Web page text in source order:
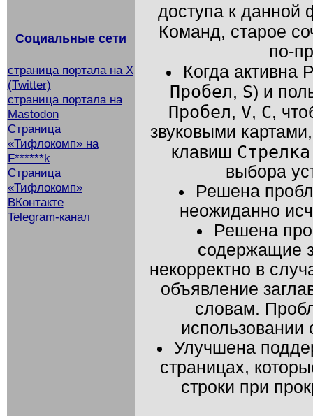
Социальные сети
страница портала на X
(Twitter)
страница портала на
Mastodon
Страница
«Тифлокомп» на
F******k
Страница
«Тифлокомп»
ВКонтакте
Telegram-канал
доступа к данной
Команд, старое
по-
Когда активна
Пробел, S) и
Пробел, V, C,
звуковыми
клавиш
выбора
Решена
неожиданно
Решена
содержащие
некорректно в
объявление
словам.
использовании
Улучшена
страницах,
строки при